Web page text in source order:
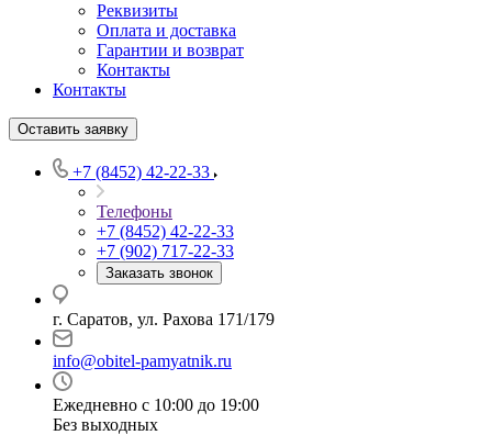
Реквизиты
Оплата и доставка
Гарантии и возврат
Контакты
Контакты
Оставить заявку
+7 (8452) 42-22-33
Телефоны
+7 (8452) 42-22-33
+7 (902) 717-22-33
Заказать звонок
г. Саратов, ул. Рахова 171/179
info@obitel-pamyatnik.ru
Ежедневно с 10:00 до 19:00
Без выходных